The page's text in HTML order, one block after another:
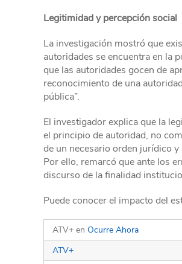
Legitimidad y percepción social
La investigación mostró que
autoridades se encuentra en la
que las autoridades gocen de
reconocimiento de una
pública”.
El investigador explica que la
el principio de autoridad, no
de un necesario orden jurídico
Por ello, remarcó que ante los
discurso de la finalidad
Puede conocer el impacto del
ATV+ en Ocurre Ahora
ATV+